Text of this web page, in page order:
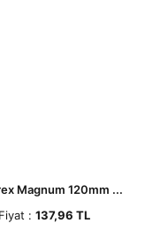
Magnum 120mm ...
Fiyat : 137,96 TL